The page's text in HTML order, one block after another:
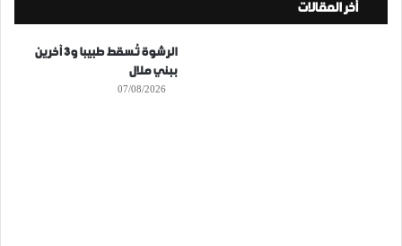
أخر المقالات
الرشوة تُسقط طبيبا و3 آخرين
ببني ملال
07/08/2026